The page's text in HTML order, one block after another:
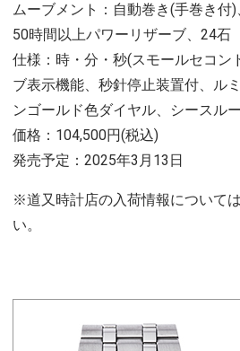
ムーブメント：自動巻き(手巻き付)
50時間以上パワーリザーブ、24石
仕様：時・分・秒(スモールセコン
ブ表示機能、秒針停止装置付、ル
ンゴールド色ダイヤル、シースル
価格：104,500円(税込)
発売予定：2025年3月13日
※道又時計店の入荷情報について
い。